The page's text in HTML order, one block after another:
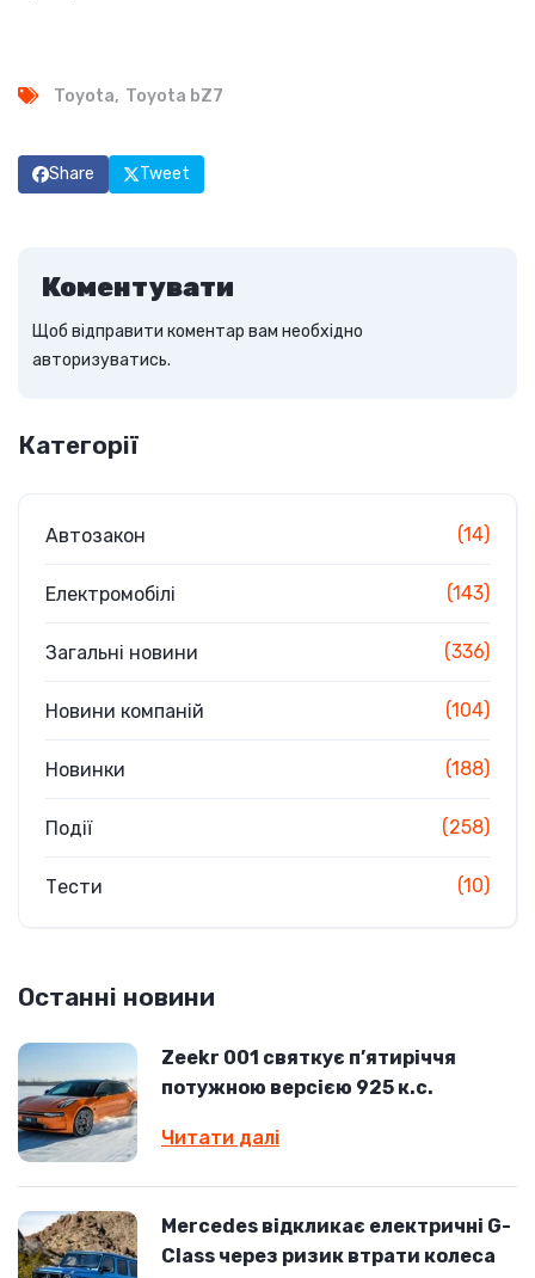
Toyota Toyota bZ7
Share Tweet
Коментувати
Щоб відправити коментар вам необхідно
авторизуватись.
Категорії
Автозакон (14)
Електромобілі (143)
Загальні новини (336)
Новини компаній (104)
Новинки (188)
Події (258)
Тести (10)
Останні новини
Zeekr 001 святкує п’ятиріччя
потужною версією 925 к.с.
Читати далі
Mercedes відкликає електричні G-
Class через ризик втрати колеса